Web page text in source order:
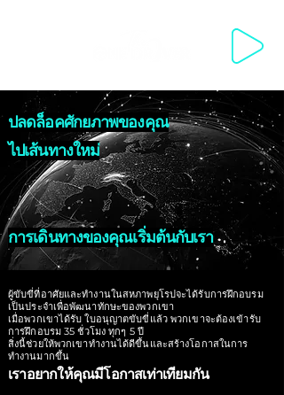
ปลดล็อคศักยภาพของคุณ
ไปเส้นทางใหม่
การเดินทางของคุณเริ่มต้นกับเรา
ผู้ขับขี่ที่อาศัยและทำงานในสหภาพยุโรปจะได้รับการฝึกอบรม
เป็นประจำเพื่อพัฒนาทักษะของพวกเขา
เมื่อพวกเขาได้รับ ใบอนุญาตขับขี่แล้ว พวกเขาจะต้องเข้ารับ
การฝึกอบรม 35 ชั่วโมง ทุกๆ 5 ปี
สิ่งนี้ช่วยให้พวกเขาทำงานได้ดีขึ้นและสร้างโอกาสในการ
ทำงานมากขึ้น
เราอยากให้คุณมีโอกาสเท่าเทียมกัน